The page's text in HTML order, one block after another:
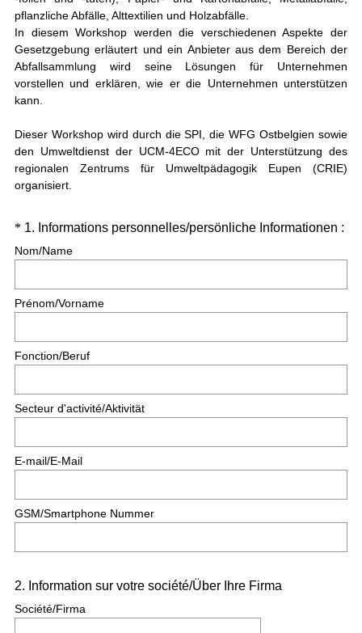
pflanzliche Abfälle, Alttextilien und Holzabfälle.
In diesem Workshop werden die verschiedenen Aspekte der
Gesetzgebung erläutert und ein Anbieter aus dem Bereich der
Abfallsammlung wird seine Lösungen für Unternehmen
vorstellen und erklären, wie er die Unternehmen unterstützen
kann.
Dieser Workshop wird durch die SPI, die WFG Ostbelgien sowie
den Umweltdienst der UCM-4ECO mit der Unterstützung des
regionalen Zentrums für Umweltpädagogik Eupen (CRIE)
organisiert.
Question
Title
* 1. Informations personnelles/persönliche Informationen :
(
b
l
g
a
o
i
e
Nom/Name
Prénom/Vorname
Fonction/Beruf
Secteur d'activité/Aktivität
E-mail/E-Mail
GSM/Smartphone Nummer
Question
Title
2. Information sur votre société/Über Ihre Firma
Société/Firma